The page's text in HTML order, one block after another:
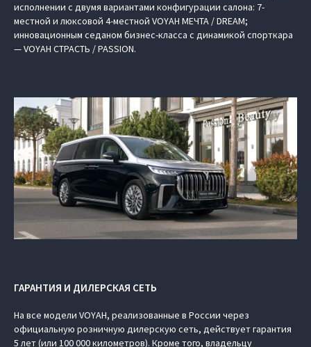
исполнении с двумя вариантами конфигурации салона: 7-
местной и люксовой 4-местной VOYAH МЕЧТА / DREAM;
инновационным седаном бизнес-класса с динамикой спорткара
— VOYAH СТРАСТЬ / PASSION.
ГАРАНТИЯ И ДИЛЕРСКАЯ СЕТЬ
На все модели VOYAH, реализованные в России через
официальную розничную дилерскую сеть, действует гарантия
5 лет (или 100 000 километров). Кроме того, владельцу